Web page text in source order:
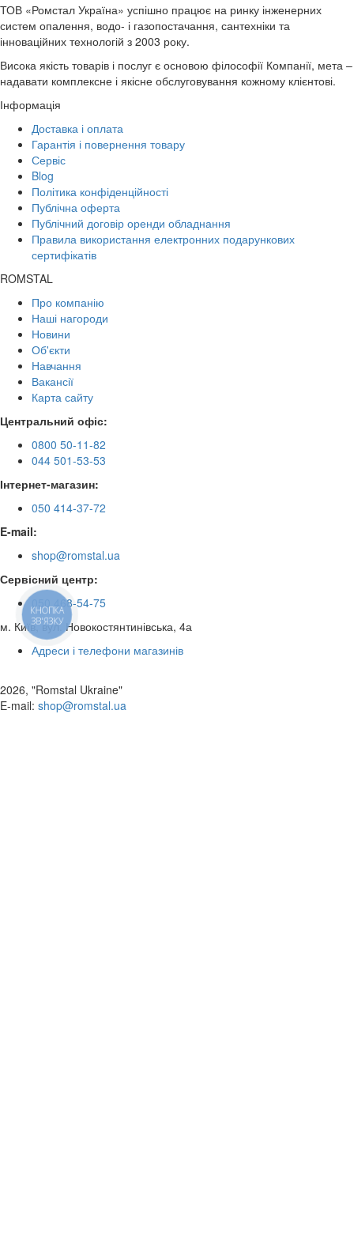
ТОВ «Ромстал Україна» успішно працює на ринку інженерних
систем опалення, водо- і газопостачання, сантехніки та
інноваційних технологій з 2003 року.
Висока якість товарів і послуг є основою філософії Компанії, мета –
надавати комплексне і якісне обслуговування кожному клієнтові.
Інформація
Доставка і оплата
Гарантія і повернення товару
Сервіс
Blog
Політика конфіденційності
Публічна оферта
Публічний договір оренди обладнання
Правила використання електронних подарункових
сертифікатів
ROMSTAL
Про компанію
Наші нагороди
Новини
Об'єкти
Навчання
Вакансії
Карта сайту
Центральний офіс:
0800 50-11-82
044 501-53-53
Інтернет-магазин:
050 414-37-72
E-mail:
shop@romstal.ua
Сервісний центр:
050 468-54-75
м. Київ, вул. Новокостянтинівська, 4а
Адреси і телефони магазинів
2026, "Romstal Ukraine"
​E-mail: shop@romstal.ua
КНОПКА
ЗВ'ЯЗКУ